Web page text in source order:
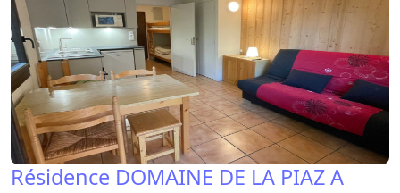
Résidence DOMAINE DE LA PIAZ A